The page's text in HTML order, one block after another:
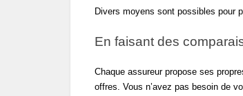
Divers moyens sont possibles pour
En faisant des
Chaque assureur propose ses
offres. Vous n’avez pas besoin de